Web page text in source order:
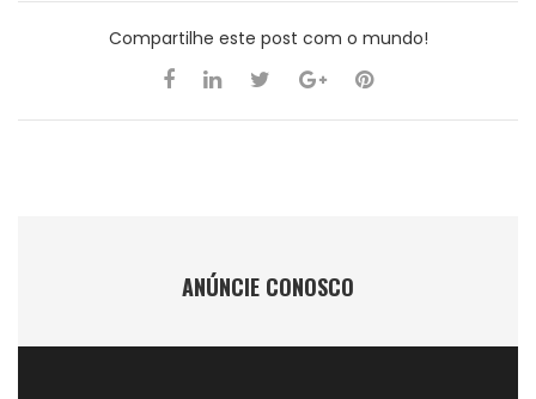
Compartilhe este post com o mundo!
ANÚNCIE CONOSCO